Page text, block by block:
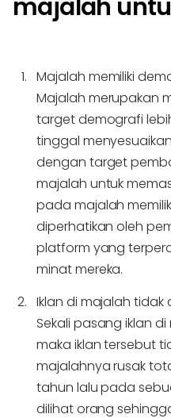
majalah
Majalah memiliki
Majalah merupakan
target demografi
tinggal
dengan target
majalah untuk
pada majalah
diperhatikan oleh
platform yang
minat mereka.
Iklan di majalah tidak
Sekali pasang iklan
maka iklan tersebut
majalahnya rusak
tahun lalu pada
dilihat orang